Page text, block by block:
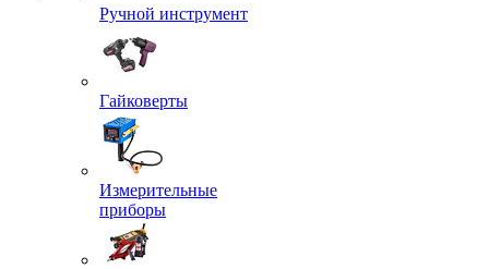
Ручной инструмент
Гайковерты
Измерительные
приборы